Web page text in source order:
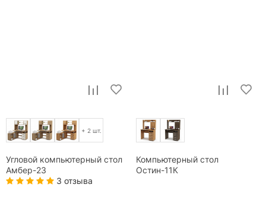
+ 2 шт.
Угловой компьютерный стол
Амбер-23
3 отзыва
Компьютерный стол
Остин-11К